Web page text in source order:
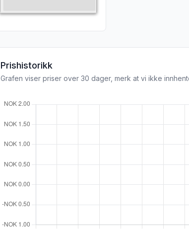
Prishistorikk
Grafen viser priser over 30 dager, merk at vi ikke